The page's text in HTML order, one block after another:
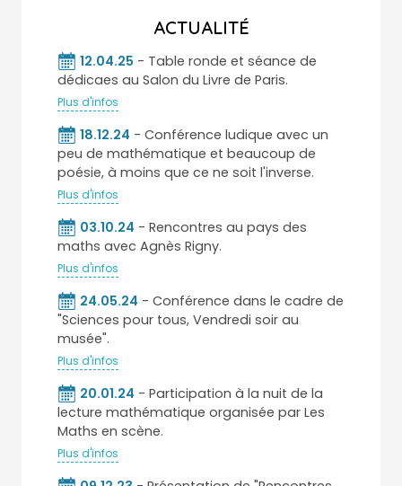
ACTUALITÉ
12.04.25 - Table ronde et séance de
dédicaes au Salon du Livre de Paris.
Plus d'infos
18.12.24 - Conférence ludique avec un
peu de mathématique et beaucoup de
poésie, à moins que ce ne soit l'inverse.
Plus d'infos
03.10.24 - Rencontres au pays des
maths avec Agnès Rigny.
Plus d'infos
24.05.24 - Conférence dans le cadre de
"Sciences pour tous, Vendredi soir au
musée".
Plus d'infos
20.01.24 - Participation à la nuit de la
lecture mathématique organisée par Les
Maths en scène.
Plus d'infos